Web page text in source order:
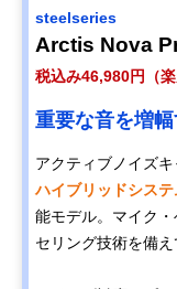
steelseries
Arctis Nova
税込み46,980円（楽
重要な音を増
アクティブノイズキ
ハイブリッドシス
能モデル。マイク
セリング技術を備え